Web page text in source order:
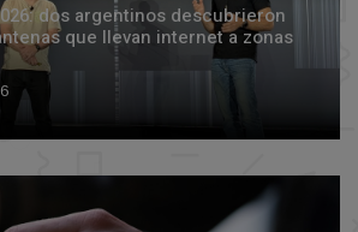
dos argentinos descubrieron
que llevan internet a zonas